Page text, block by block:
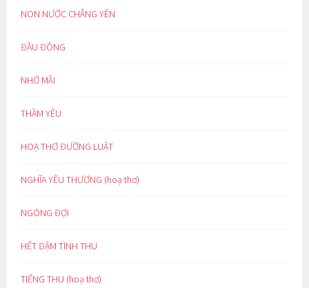
NON NƯỚC CHẲNG YÊN
ĐẦU ĐÔNG
NHỚ MÃI
THẦM YÊU
HOẠ THƠ ĐƯỜNG LUẬT
NGHĨA YÊU THƯƠNG (hoạ thơ)
NGÓNG ĐỢI
HẾT ĐẬM TÌNH THU
TIẾNG THU (hoạ thơ)